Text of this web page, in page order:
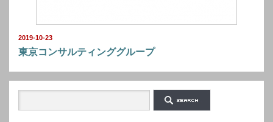
2019-10-23
東京コンサルティンググループ